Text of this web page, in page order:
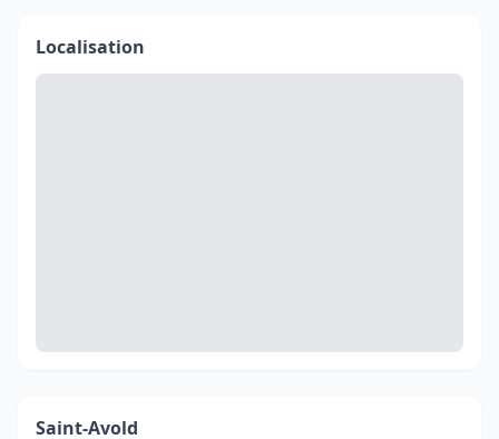
Localisation
Saint-Avold